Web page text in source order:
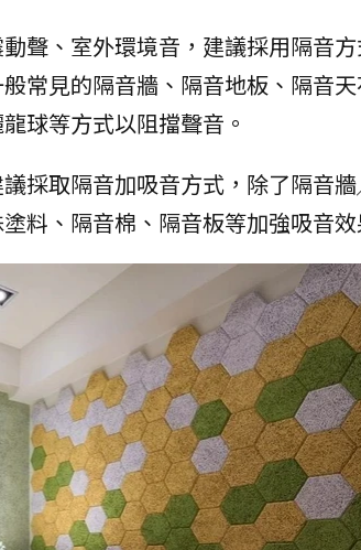
聲、室外環境音，建議採用隔音
常見的隔音牆、隔音地板、隔音
球等方式以阻擋聲音。
採取隔音加吸音方式，除了隔音
料、隔音棉、隔音板等加強吸音